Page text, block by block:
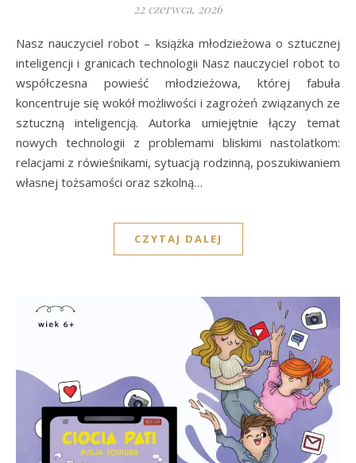
22 czerwca, 2026
Nasz nauczyciel robot – książka młodzieżowa o sztucznej
inteligencji i granicach technologii Nasz nauczyciel robot to
współczesna powieść młodzieżowa, której fabuła
koncentruje się wokół możliwości i zagrożeń związanych ze
sztuczną inteligencją. Autorka umiejętnie łączy temat
nowych technologii z problemami bliskimi nastolatkom:
relacjami z rówieśnikami, sytuacją rodzinną, poszukiwaniem
własnej tożsamości oraz szkolną…
CZYTAJ DALEJ